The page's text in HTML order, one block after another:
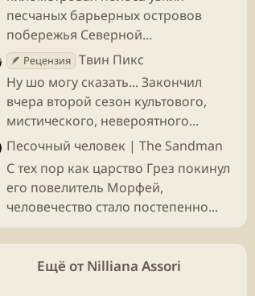
песчаных барьерных островов
побережья Северной...
🪶 Рецензия Твин Пикс
Ну шо могу сказать... Закончил
вчера второй сезон культового,
мистического, невероятного...
Песочный человек | The Sandman
С тех пор как царство Грез покинул
его повелитель Морфей,
человечество стало постепенно...
Ещё от Nilliana Assori